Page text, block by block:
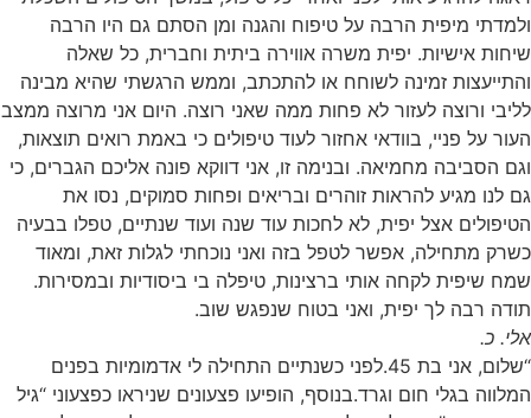
ולמדתי מיפית הרבה על טיפוח והגנה ומן הסתם גם היו הרבה
שיחות אישיות. יפית משרה אווירה ביתית וחברית, כל שאלה
והתייעצות זמינה לשוחח או להתכתב, וממש הרגשתי שהיא מבינה
לליבי ורוצה לעזור לא פחות ממה שאני רוצה. היום אני מרוצה ממצב
העור על פניי, בוודאי אחזור לעוד טיפולים כי באמת רואים תוצאות,
וגם הסביבה מחמיאה. ובנימה זו, אני דווקא פונה אליכם הגברים, כי
גם לנו מגיע להראות זוהרים ובריאים ופחות סמוקים, נסו את
הטיפולים אצל יפית, לא לחכות עוד שנה ועוד שנתיים, טפלו בבעיה
כשרק מתחילה, אפשר לטפל בזה ואני נוכחתי לגלות זאת, ומאוד
שמח שיפית לקחה אותי ברצינות, טיפלה בי ביסודיות ובמסירות.
תודה רבה לך יפית, ואני בטוח שנפגש שוב.
אלי. כ.
“שלום, אני בת 45.לפני כשנתיים התחילה לי אדמומיות בפנים
המלווה בגלי חום וגרד.בנוסף, הופיעו פצעונים שניראו כפצעוני “גיל